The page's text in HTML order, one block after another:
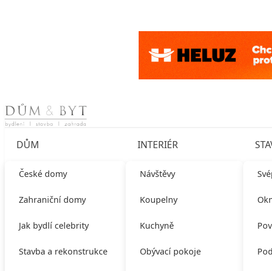
Skip to content
DŮM
České domy
Zahraniční domy
Jak bydlí celebrity
Stavba a rekonstrukce
INTERIÉR
Návštěvy
Koupelny
Kuchyně
Obývací pokoje